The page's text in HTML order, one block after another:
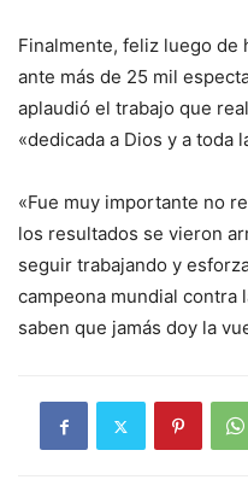
Finalmente, feliz luego de
ante más de 25 mil
aplaudió el trabajo que
«dedicada a Dios y a toda
«Fue muy importante no
los resultados se vieron
seguir trabajando y
campeona mundial contra
saben que jamás doy la